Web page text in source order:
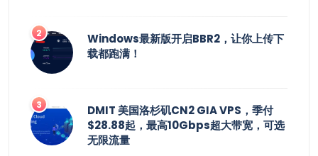
Windows最新版开启BBR2，让你上传下
载都跑满！
DMIT 美国洛杉矶CN2 GIA VPS，季付
$28.88起，最高10Gbps超大带宽，可选
无限流量